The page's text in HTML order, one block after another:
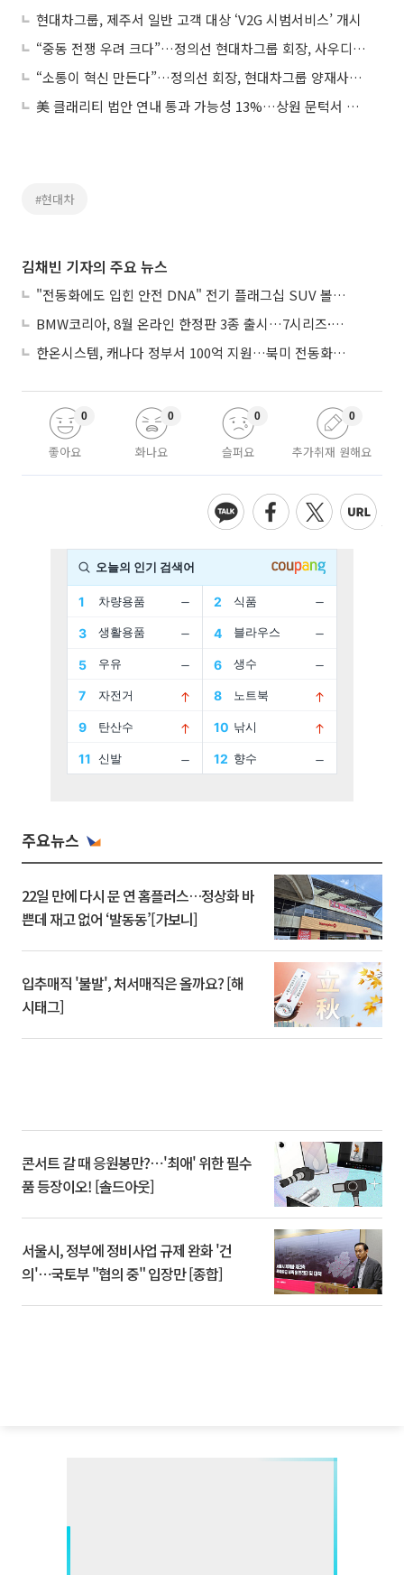
현대차그룹, 제주서 일반 고객 대상 ‘V2G 시범서비스’ 개시
“중동 전쟁 우려 크다”…정의선 현대차그룹 회장, 사우디 공장 지연 첫 언급
“소통이 혁신 만든다”…정의선 회장, 현대차그룹 양재사옥 ‘광장 오피스’ 실험
美 클래리티 법안 연내 통과 가능성 13%…상원 문턱서 제동
#현대차
김채빈 기자의 주요 뉴스
"전동화에도 입힌 안전 DNA" 전기 플래그십 SUV 볼보 'EX90'
BMW코리아, 8월 온라인 한정판 3종 출시…7시리즈·X7·M340i 투어링
한온시스템, 캐나다 정부서 100억 지원…북미 전동화 시장 가속
좋아요
0
화나요
0
슬퍼요
0
추가취재 원해요
0
주요뉴스
22일 만에 다시 문 연 홈플러스…정상화 바
쁜데 재고 없어 ‘발동동’[가보니]
입추매직 '불발', 처서매직은 올까요? [해
시태그]
콘서트 갈 때 응원봉만?⋯'최애' 위한 필수
품 등장이오! [솔드아웃]
서울시, 정부에 정비사업 규제 완화 '건
의'⋯국토부 "협의 중" 입장만 [종합]